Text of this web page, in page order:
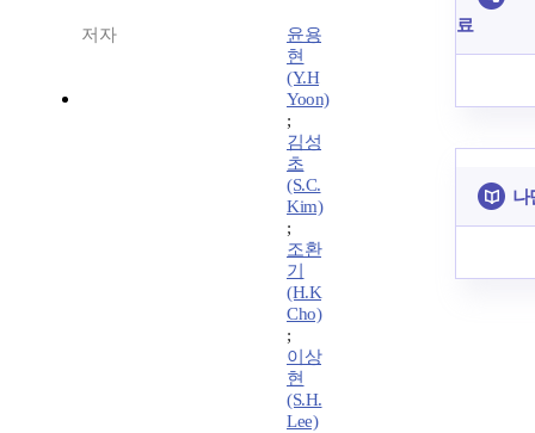
저자
윤용
현
(Y.H
Yoon)
;
김성
초
(S.C.
Kim)
;
조환
기
(H.K
Cho)
;
이상
현
(S.H.
Lee)
료
나